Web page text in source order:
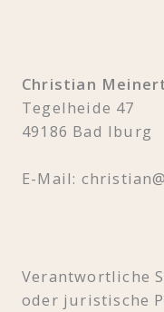
Christian
Tegelheide 47
49186 Bad Iburg
E-Mail:
Verantwortliche
oder juristische